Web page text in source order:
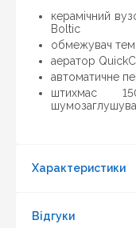
керамічний
Boltic
обмежувач
аератор
автоматичне
штихмас
Характеристики
Відгуки
Оновити капчу